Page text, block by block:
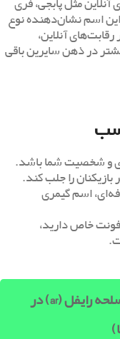
مثل پابجی، فری
اسم نشان‌دهنده نوع
آنلاین،
در ذهن سایرین باقی
و شخصیت شما باشد.
را جلب کند.
اسم گیمری
خاص دارید،
معرفی 5 مورد از بهترین اسلحه رایفل (ar) در